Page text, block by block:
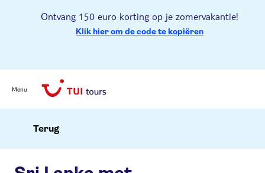
Ontvang 150 euro korting op je zomervakantie!
Klik hier om de code te kopiëren
Menu
Terug